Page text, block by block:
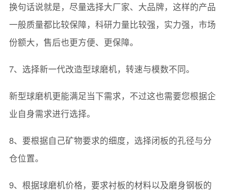
换句话说就是，尽量选择大厂家、大品牌，这样的产品
一般质量都比较保障，科研力量比较强，实力强，市场
份额大，售后也更方便、更保障。
7、选择新一代改造型球磨机，转速与模数不同。
新型球磨机更能满足当下需求，不过这也需要您根据企
业自身需求进行选择。
8、要根据自己矿物要求的细度，选择闭板的孔径与分
仓位置。
9、根据球磨机价格，要求衬板的材料以及磨身钢板的